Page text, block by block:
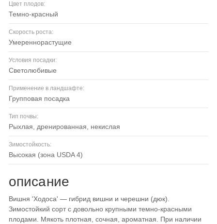
Цвет плодов:
темно-красный
Скорость роста:
умереннорастущие
Условия посадки:
светолюбивые
Применение в ландшафте:
групповая посадка
Тип почвы:
рыхлая, дренированная, некислая
Зимостойкость:
высокая (зона USDA 4)
описание
Вишня 'Ходоса' — гибрид вишни и черешни (дюк).
Зимостойкий сорт с довольно крупными темно-красными
плодами. Мякоть плотная, сочная, ароматная. При наличии